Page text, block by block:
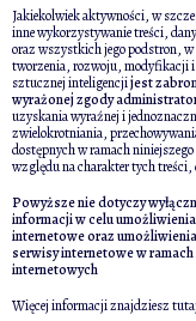
Jakiekolwiek aktywności, w
inne wykorzystywanie treści,
oraz wszystkich jego podstron,
tworzenia, rozwoju, modyfikacji i
sztucznej inteligencjijest
wyrażonej zgody
uzyskania wyraźnej i
zwielokrotniania,
dostępnych w ramach
względu na charakter tych
Powyższe nie dotyczy
informacji w celu
internetowe oraz
serwisy internetowe w
internetowych
Więcej informacji znajdziesztutaj